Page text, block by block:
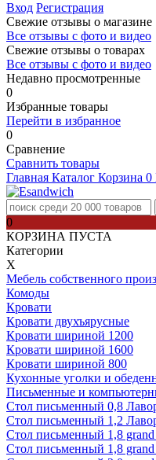
Вход Регистрация
Свежие отзывы о магазине
Все отзывы с фото и видео
Свежие отзывы о товарах
Все отзывы c фото и видео
Недавно просмотренные
0
Избранные товары
Перейти в избранное
0
Сравнение
Сравнить товары
Главная Каталог Корзина 0
0
КОРЗИНА ПУСТА
Категории
Х
Мебель собственного
Комоды
Кровати
Кровати двухъярусные
Кровати шириной 1200
Кровати шириной 1600
Кровати шириной 800
Кухонные уголки и
Письменные и
Стол письменный 0,8
Стол письменный 1,2
Стол письменный 1,8
Стол письменный 1,8